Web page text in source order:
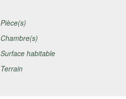
Pièce(s)
Chambre(s)
Surface habitable
Terrain